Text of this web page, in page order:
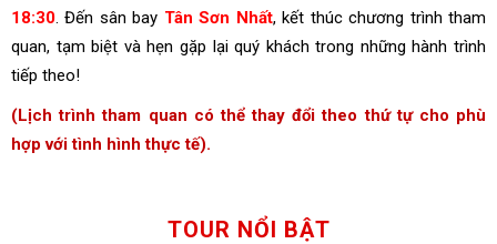
18:30. Đến sân bay Tân Sơn Nhất, kết thúc chương trình tham
quan, tạm biệt và hẹn gặp lại quý khách trong những hành trình
tiếp theo!
(Lịch trình tham quan có thể thay đổi theo thứ tự cho phù
hợp với tình hình thực tế).
TOUR NỔI BẬT